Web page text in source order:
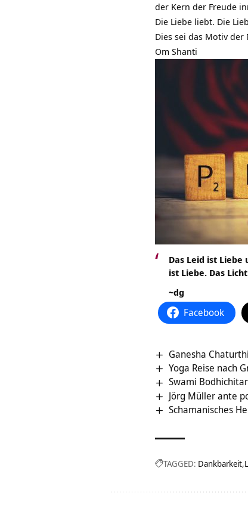
der Kern der Freude
Die Liebe liebt. Die
Dies sei das Motiv
Om Shanti
Das Leid ist
ist Liebe. Das
~dg
Facebook
Ganesha
Yoga Reise nach
Swami
Jörg Müller ante
Schamanisches
TAGGED: Dankbarkeit